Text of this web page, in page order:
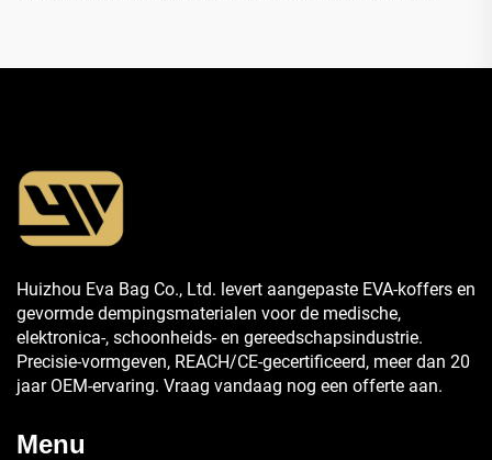
Huizhou Eva Bag Co., Ltd. levert aangepaste EVA-koffers en
gevormde dempingsmaterialen voor de medische,
elektronica-, schoonheids- en gereedschapsindustrie.
Precisie-vormgeven, REACH/CE-gecertificeerd, meer dan 20
jaar OEM-ervaring. Vraag vandaag nog een offerte aan.
Menu